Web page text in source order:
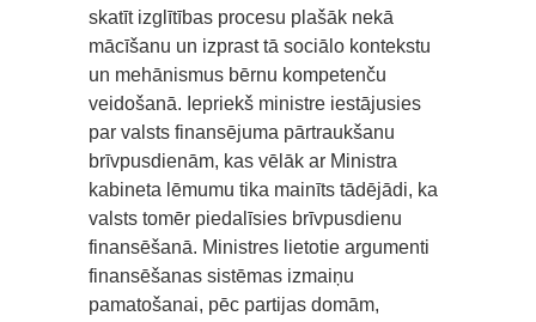
skatīt izglītības procesu plašāk nekā
mācīšanu un izprast tā sociālo kontekstu
un mehānismus bērnu kompetenču
veidošanā. Iepriekš ministre iestājusies
par valsts finansējuma pārtraukšanu
brīvpusdienām, kas vēlāk ar Ministra
kabineta lēmumu tika mainīts tādējādi, ka
valsts tomēr piedalīsies brīvpusdienu
finansēšanā. Ministres lietotie argumenti
finansēšanas sistēmas izmaiņu
pamatošanai, pēc partijas domām,